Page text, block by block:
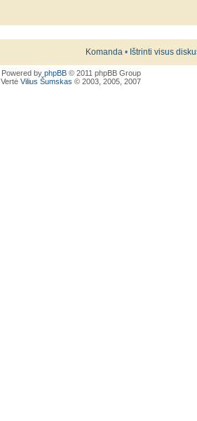
Komanda • Ištrinti visus
Powered by phpBB© 2011 phpBB Group
Vertė Vilius Šumskas © 2003, 2005, 2007